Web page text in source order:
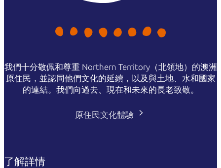
我們十分敬佩和尊重 Northern Territory（北領地）的澳洲
原住民，並認同他們文化的延續，以及與土地、水和國家
的連結。我們向過去、現在和未來的長老致敬。
原住民文化體驗
了解詳情